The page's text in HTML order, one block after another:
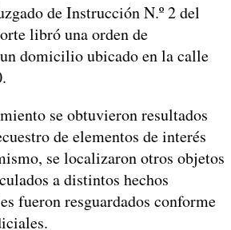
de Instrucción N.º 2 del
libró una orden de
domicilio ubicado en la calle
se obtuvieron resultados
de elementos de interés
se localizaron otros objetos
a distintos hechos
fueron resguardados conforme